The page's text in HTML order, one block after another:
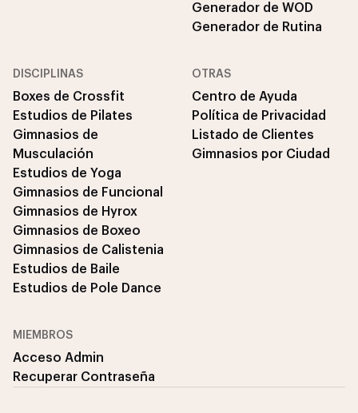
Generador de WOD
Generador de Rutina
DISCIPLINAS
Boxes de Crossfit
Estudios de Pilates
Gimnasios de
Musculación
Estudios de Yoga
Gimnasios de Funcional
Gimnasios de Hyrox
Gimnasios de Boxeo
Gimnasios de Calistenia
Estudios de Baile
Estudios de Pole Dance
OTRAS
Centro de Ayuda
Política de Privacidad
Listado de Clientes
Gimnasios por Ciudad
MIEMBROS
Acceso Admin
Recuperar Contraseña